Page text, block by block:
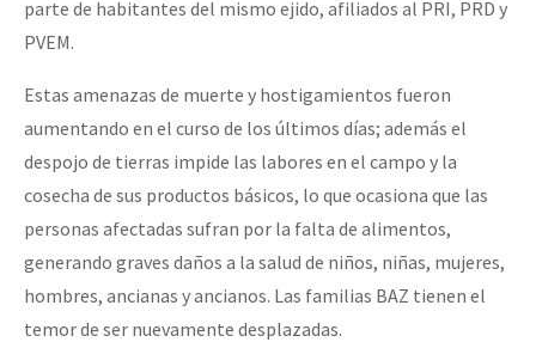
parte de habitantes del mismo ejido, afiliados al PRI, PRD y
PVEM.
Estas amenazas de muerte y hostigamientos fueron
aumentando en el curso de los últimos días; además el
despojo de tierras impide las labores en el campo y la
cosecha de sus productos básicos, lo que ocasiona que las
personas afectadas sufran por la falta de alimentos,
generando graves daños a la salud de niños, niñas, mujeres,
hombres, ancianas y ancianos. Las familias BAZ tienen el
temor de ser nuevamente desplazadas.